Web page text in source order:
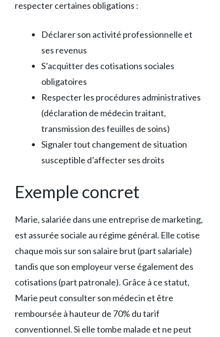
respecter certaines obligations :
Déclarer son activité professionnelle et
ses revenus
S’acquitter des cotisations sociales
obligatoires
Respecter les procédures administratives
(déclaration de médecin traitant,
transmission des feuilles de soins)
Signaler tout changement de situation
susceptible d’affecter ses droits
Exemple concret
Marie, salariée dans une entreprise de marketing,
est assurée sociale au régime général. Elle cotise
chaque mois sur son salaire brut (part salariale)
tandis que son employeur verse également des
cotisations (part patronale). Grâce à ce statut,
Marie peut consulter son médecin et être
remboursée à hauteur de 70% du tarif
conventionnel. Si elle tombe malade et ne peut